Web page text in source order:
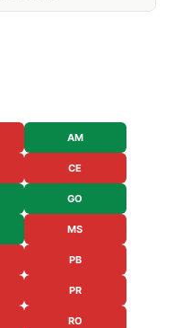
AM
CE
GO
MS
PB
PR
RO